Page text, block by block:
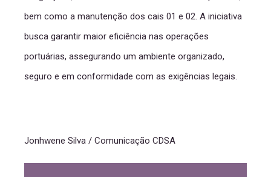
bem como a manutenção dos cais 01 e 02. A iniciativa
busca garantir maior eficiência nas operações
portuárias, assegurando um ambiente organizado,
seguro e em conformidade com as exigências legais.
Jonhwene Silva / Comunicação CDSA